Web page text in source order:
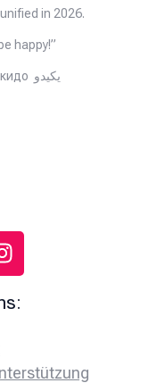
in 2026.
happy!”
합기도 Aikido 合氣道 एकिडो айкидо يكيدو